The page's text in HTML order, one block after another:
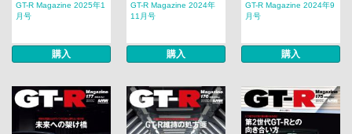
GT-R Magazine 2025年1
月号
購入
GT-R Magazine 2024年
11月号
購入
GT-R Magazine 2024年9
月号
購入